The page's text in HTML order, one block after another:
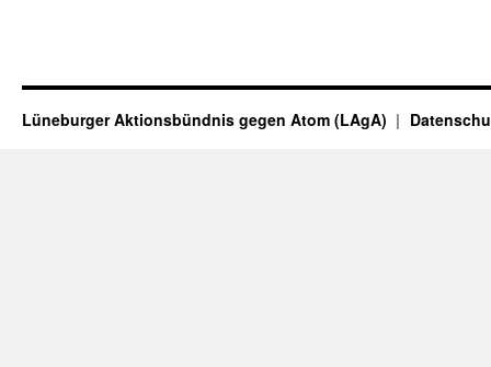
Lüneburger Aktionsbündnis gegen Atom (LAgA)